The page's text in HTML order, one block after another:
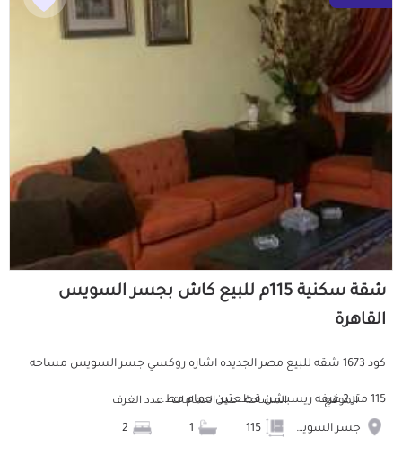
شقة سكنية 115م للبيع كاش بجسر السويس
القاهرة
كود 1673 شقه للبيع مصر الجديده اشاره روكسي جسر السويس مساحه
115 متر 2 غرفه ريسبشن قطعتين حمام مط... الموقع
جسر السويس
المساحة عدد الحمامات عدد الغرف